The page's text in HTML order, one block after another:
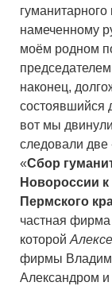
намеченному
моём родном
наконец,
состоявшийся
вот мы
следовали две
«Сбор
Новороссии
Пермского
частная
которой
фирмы
Александром